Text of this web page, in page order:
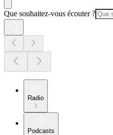
Que souhaitez-vous écouter ?
Radio
Podcasts